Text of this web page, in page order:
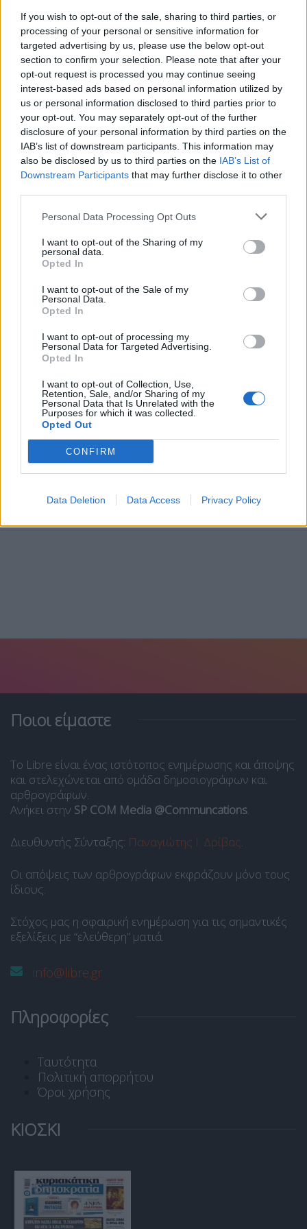
If you wish to opt-out of the sale, sharing to third parties, or
processing of your personal or sensitive information for
targeted advertising by us, please use the below opt-out
section to confirm your selection. Please note that after your
opt-out request is processed you may continue seeing
interest-based ads based on personal information utilized by
us or personal information disclosed to third parties prior to
your opt-out. You may separately opt-out of the further
disclosure of your personal information by third parties on the
IAB’s list of downstream participants. This information may
also be disclosed by us to third parties on the IAB’s List of
Downstream Participants that may further disclose it to other
Personal Data Processing Opt Outs
I want to opt-out of the Sharing of my
personal data.
Opted In
I want to opt-out of the Sale of my
Personal Data.
Opted In
I want to opt-out of processing my
Personal Data for Targeted Advertising.
Opted In
I want to opt-out of Collection, Use,
Retention, Sale, and/or Sharing of my
Personal Data that Is Unrelated with the
Purposes for which it was collected.
Opted Out
CONFIRM
Data Deletion Data Access Privacy Policy
Γραμμής.
Αναμένεται να ακολουθήσουν νεότερες
ανακοινώσεις για την ενημέρωση του κοινού.
Facebook Share on X Bluesky
Email Copy Link
Tags: απεργία Θεσσαλονίκη Μετρό]
Σχετικά Άρθρα
Θεμιστοκλέους: Η επίθεση στη Θεσσαλονίκη ήταν
δολοφονία-...
Ποιοι είμαστε
Το Libre είναι ένας ιστότοπος ενημέρωσης και άποψης
και στελεχώνεται από ομάδα δημοσιογράφων και
αρθρογράφων.
Ανήκει στην SP COM Media @Communcations.
Διευθυντής Σύνταξης: Παναγιώτης Ι. Δρίβας.
Οι απόψεις των αρθρογράφων εκφράζουν μόνο τους
ίδιους.
Στόχος μας η σφαιρική ενημέρωση για τις σημαντικές
εξελίξεις με “ελεύθερη” ματιά.
info@libre.gr
Πληροφορίες
Ταυτότητα
Πολιτική απορρήτου
Όροι χρήσης
ΚΙΟΣΚΙ